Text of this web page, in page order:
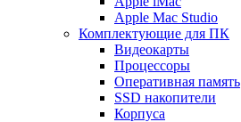
Apple Mac Studio
Комплектующие для ПК
Видеокарты
Процессоры
Оперативная память
SSD накопители
Корпуса